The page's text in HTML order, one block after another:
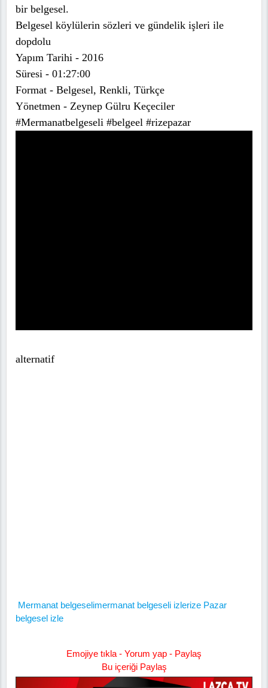
bir belgesel.
Belgesel köylülerin sözleri ve gündelik işleri ile
dopdolu
Yapım Tarihi - 2016
Süresi - 01:27:00
Format - Belgesel, Renkli, Türkçe
Yönetmen - Zeynep Gülru Keçeciler
#Mermanatbelgeseli #belgeel #rizepazar
alternatif
Mermanat belgeselimermanat belgeseli izlerize Pazar
belgesel izle
Emojiye tıkla - Yorum yap - Paylaş
Bu içeriği Paylaş